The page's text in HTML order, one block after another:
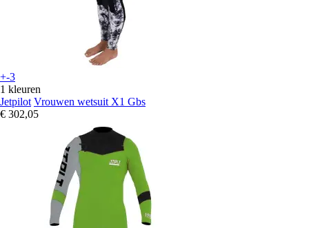
+-3
1 kleuren
Jetpilot Vrouwen wetsuit X1 Gbs
€ 302,05